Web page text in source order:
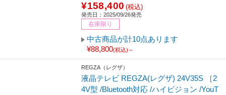
¥158,400 (税込)
発売日：2025/09/26発売
在庫限り
中古商品が計10点あります
¥88,800(税込)～
REGZA（レグザ）
液晶テレビ REGZA(レグザ) 24V35S ［2
4V型 /Bluetooth対応 /ハイビジョン /YouT